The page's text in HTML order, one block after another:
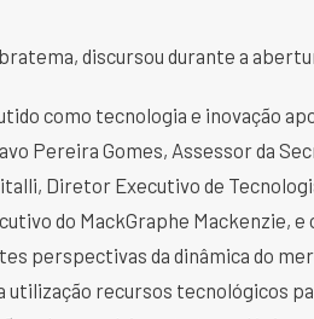
discursou durante a
como tecnologia e inovação
Pereira Gomes, Assessor da
Diretor Executivo de
do MackGraphe Mackenzie,
perspectivas da dinâmica do
recursos tecnológicos